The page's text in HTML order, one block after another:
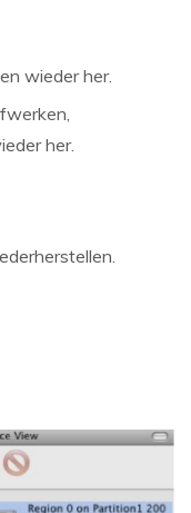
wieder her.
her.